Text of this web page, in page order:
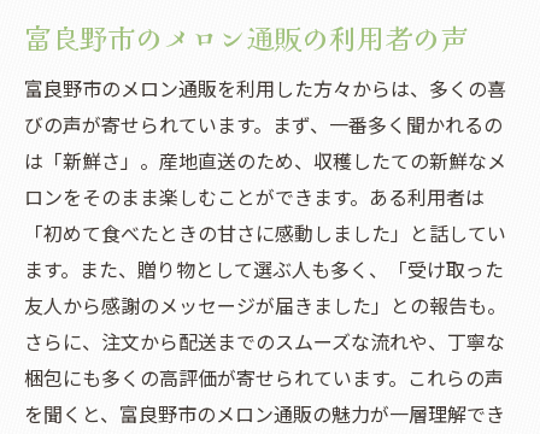
富良野市のメロン通販の利用者の声
富良野市のメロン通販を利用した方々からは、多くの喜
びの声が寄せられています。まず、一番多く聞かれるの
は「新鮮さ」。産地直送のため、収穫したての新鮮なメ
ロンをそのまま楽しむことができます。ある利用者は
「初めて食べたときの甘さに感動しました」と話してい
ます。また、贈り物として選ぶ人も多く、「受け取った
友人から感謝のメッセージが届きました」との報告も。
さらに、注文から配送までのスムーズな流れや、丁寧な
梱包にも多くの高評価が寄せられています。これらの声
を聞くと、富良野市のメロン通販の魅力が一層理解でき